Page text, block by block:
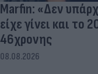
Marfin: «Δεν
είχε γίνει και το
46χρονης
08.08.2026